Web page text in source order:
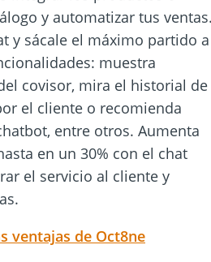
y automatizar tus
y sácale el máximo partido a
muestra
covisor, mira el historial de
el cliente o recomienda
entre otros. Aumenta
en un 30% con el chat
el servicio al cliente y
ventajas de Oct8ne